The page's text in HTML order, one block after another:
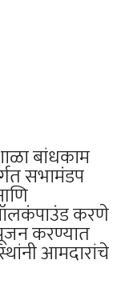
बांधकाम
सभामंडप
करणे
करण्यात
आमदारांचे